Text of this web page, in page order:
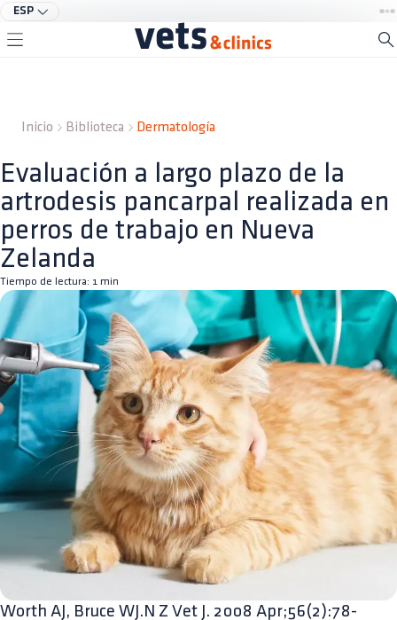
ESP
Inicio Biblioteca Dermatología
Evaluación a largo plazo de la
artrodesis pancarpal realizada en
perros de trabajo en Nueva
Zelanda
Tiempo de lectura: 1 min
Worth AJ, Bruce WJ.N Z Vet J. 2008 Apr;56(2):78-